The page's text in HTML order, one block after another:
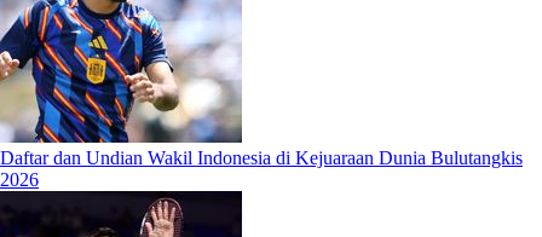
Daftar dan Undian Wakil Indonesia di Kejuaraan Dunia Bulutangkis
2026